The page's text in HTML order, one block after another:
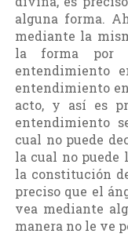
alguna forma.
mediante la
la forma por
entendimiento
entendimiento
acto, y así es
entendimiento
cual no puede
la cual no puede
la constitución
preciso que el
vea mediante
manera no le ve